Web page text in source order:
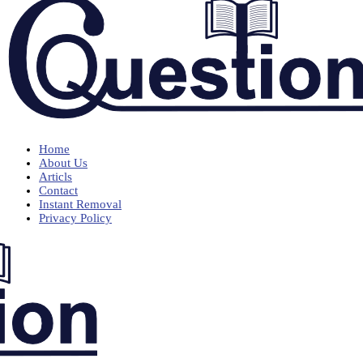
Home
About Us
Articls
Contact
Instant Removal
Privacy Policy